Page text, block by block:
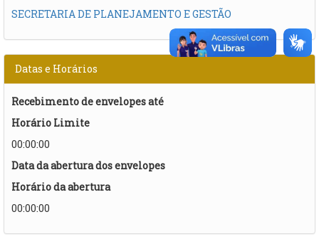
SECRETARIA DE PLANEJAMENTO E GESTÃO
Datas e Horários
Recebimento de envelopes até
Horário Limite
00:00:00
Data da abertura dos envelopes
Horário da abertura
00:00:00